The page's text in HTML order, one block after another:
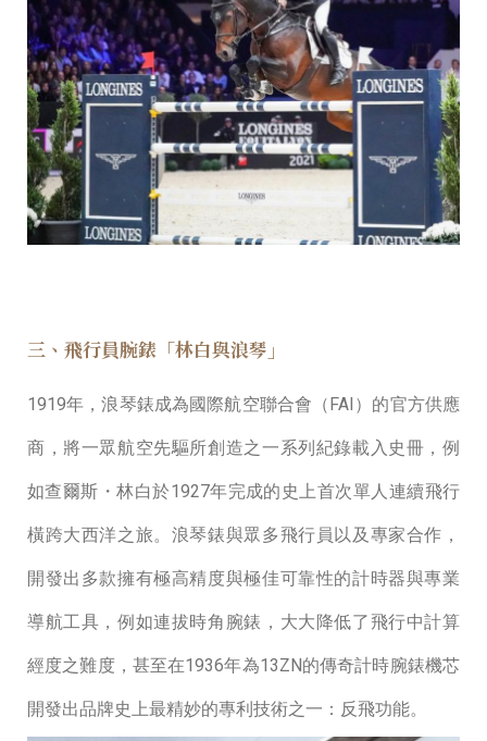
三、飛行員腕錶「林白與浪琴」
1919年，浪琴錶成為國際航空聯合會（FAI）的官⽅供應
商，將⼀眾航空先驅所創造之⼀系列紀錄載入史冊，例
如查爾斯・林⽩於1927年完成的史上⾸次單⼈連續⾶⾏
橫跨⼤⻄洋之旅。浪琴錶與眾多⾶⾏員以及專家合作，
開發出多款擁有極⾼精度與極佳可靠性的計時器與專業
導航⼯具，例如連拔時⾓腕錶，⼤⼤降低了⾶⾏中計算
經度之難度，甚⾄在1936年為13ZN的傳奇計時腕錶機芯
開發出品牌史上最精妙的專利技術之⼀：反⾶功能。